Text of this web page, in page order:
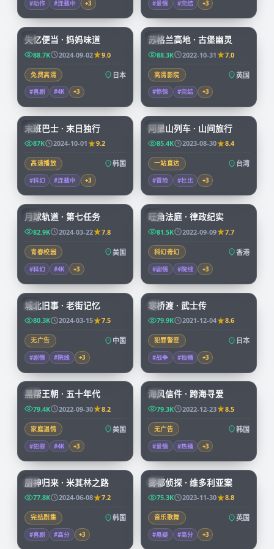
#动作 #连载中 +3 #爱情 #完结 +3
JP
59:19
失忆便当 · 妈妈味道
88.7K 2024-09-02 9.0
免费高清 日本
#喜剧 #4K +3
CN
99:39
苏格兰高地 · 古堡幽灵
88.3K 2022-10-31 7.0
高清影院 英国
#惊悚 #完结 +3
KR
末班巴士 · 末日独行
87K 2024-10-01 9.2
高速播放 韩国
#科幻 #连载中 +3
TW
阿里山列车 · 山间旅行
85.4K 2023-08-30 8.4
一站直达 台湾
#冒险 #杜比 +3
CN
99:57
月球轨道 · 第七任务
82.9K 2024-03-22 7.8
青春校园 美国
#科幻 #4K +3
HK
45:15
旺角法庭 · 律政纪实
81.5K 2022-09-09 7.7
科幻奇幻 香港
#剧情 #院线 +3
CN
99:17
城北旧事 · 老街记忆
80.3K 2024-03-15 7.5
无广告 中国
#剧情 #院线 +3
JP
99:29
寒桥渡 · 武士传
79.9K 2021-12-04 8.6
犯罪警匪 日本
#战争 #独播 +3
CN
黑帮王朝 · 五十年代
79.4K 2022-09-30 8.2
家庭温情 美国
#犯罪 #4K +3
KR
海风信件 · 跨海寻爱
79.3K 2022-12-23 8.5
无广告 韩国
#爱情 #热播 +3
KR
58:31
厨神归来 · 米其林之路
77.8K 2024-06-08 7.2
完结剧集 韩国
#喜剧 #高分 +3
CN
68:22
雾都侦探 · 维多利亚案
75.3K 2023-11-30 8.8
音乐歌舞 英国
#悬疑 #高分 +3